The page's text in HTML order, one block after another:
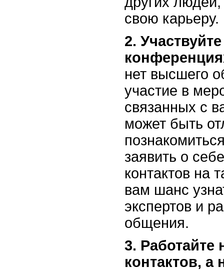
свою карьеру.
2.
нет высшего
участие в
связанных с
может быть
заявить о
контактов на
вам шанс
экспертов и
общения.
3. Работайте
контактов, а